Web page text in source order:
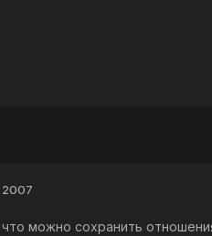
2007
можно сохранить